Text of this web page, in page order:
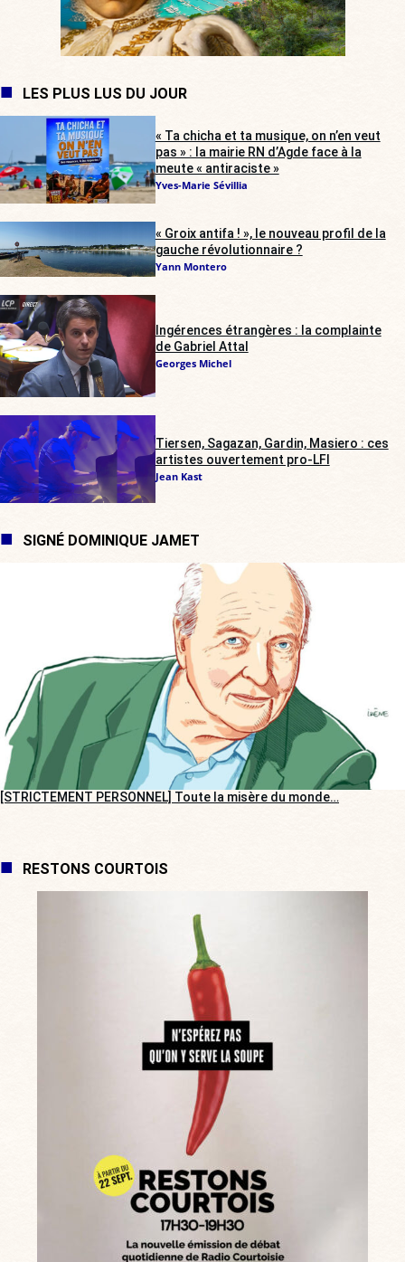
LES PLUS LUS DU JOUR
« Ta chicha et ta musique, on n’en veut
pas » : la mairie RN d’Agde face à la
meute « antiraciste »
Yves-Marie Sévillia
« Groix antifa ! », le nouveau profil de la
gauche révolutionnaire ?
Yann Montero
Ingérences étrangères : la complainte
de Gabriel Attal
Georges Michel
Tiersen, Sagazan, Gardin, Masiero : ces
artistes ouvertement pro-LFI
Jean Kast
SIGNÉ DOMINIQUE JAMET
[STRICTEMENT PERSONNEL] Toute la misère du monde…
RESTONS COURTOIS